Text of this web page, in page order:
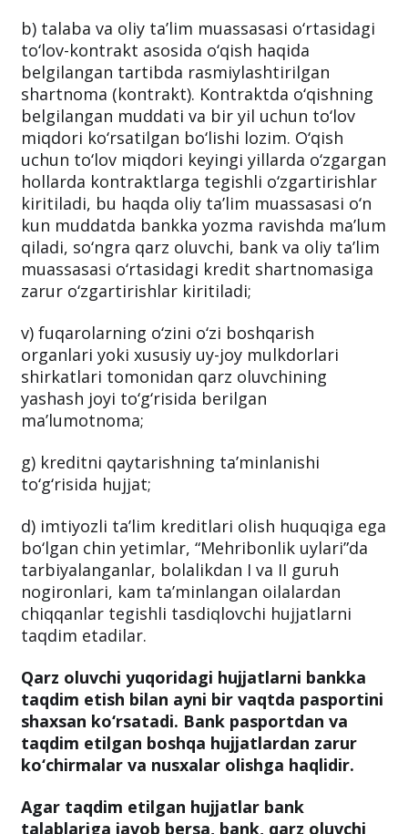
a) ta’lim krediti berish to‘g‘risidagi ariza;
b) talaba va oliy ta’lim muassasasi o‘rtasidagi
to‘lov-kontrakt asosida o‘qish haqida
belgilangan tartibda rasmiylashtirilgan
shartnoma (kontrakt). Kontraktda o‘qishning
belgilangan muddati va bir yil uchun to‘lov
miqdori ko‘rsatilgan bo‘lishi lozim. O‘qish
uchun to‘lov miqdori keyingi yillarda o‘zgargan
hollarda kontraktlarga tegishli o‘zgartirishlar
kiritiladi, bu haqda oliy ta’lim muassasasi o‘n
kun muddatda bankka yozma ravishda ma’lum
muassasasi o‘rtasidagi kredit shartnomasiga
zarur o‘zgartirishlar kiritiladi;
v) fuqarolarning o‘zini o‘zi boshqarish
organlari yoki xususiy uy-joy mulkdorlari
yashash joyi to‘g‘risida berilgan
ma’lumotnoma;
g) kreditni qaytarishning ta’minlanishi
to‘g‘risida hujjat;
d) imtiyozli ta’lim kreditlari olish huquqiga ega
bo‘lgan chin yetimlar, “Mehribonlik uylari”da
tarbiyalanganlar, bolalikdan I va II guruh
chiqqanlar tegishli tasdiqlovchi hujjatlarni
taqdim etadilar.
Qarz oluvchi yuqoridagi hujjatlarni bankka
taqdim etish bilan ayni bir vaqtda pasportini
taqdim etilgan boshqa hujjatlardan zarur
ko‘chirmalar va nusxalar olishga haqlidir.